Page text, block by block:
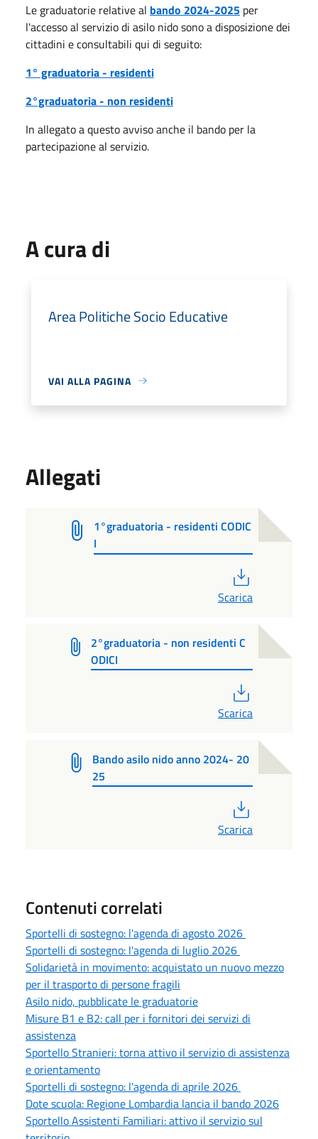
Le graduatorie relative al bando 2024-2025 per
l'accesso al servizio di asilo nido sono a disposizione dei
cittadini e consultabili qui di seguito:
1° graduatoria - residenti
2°graduatoria - non residenti
In allegato a questo avviso anche il bando per la
partecipazione al servizio.
A cura di
Area Politiche Socio Educative
VAI ALLA PAGINA
Allegati
1°graduatoria - residenti CODIC
I
Scarica
2°graduatoria - non residenti C
ODICI
Scarica
Bando asilo nido anno 2024- 20
25
Scarica
Contenuti correlati
Sportelli di sostegno: l'agenda di agosto 2026
Sportelli di sostegno: l'agenda di luglio 2026
Solidarietà in movimento: acquistato un nuovo mezzo
per il trasporto di persone fragili
Asilo nido, pubblicate le graduatorie
Misure B1 e B2: call per i fornitori dei servizi di
assistenza
Sportello Stranieri: torna attivo il servizio di assistenza
e orientamento
Sportelli di sostegno: l'agenda di aprile 2026
Dote scuola: Regione Lombardia lancia il bando 2026
Sportello Assistenti Familiari: attivo il servizio sul